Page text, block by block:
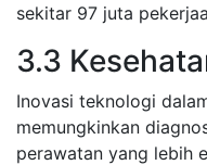
sekitar 97 juta
3.3
Inovasi teknologi
memungkinkan
perawatan yang lebih